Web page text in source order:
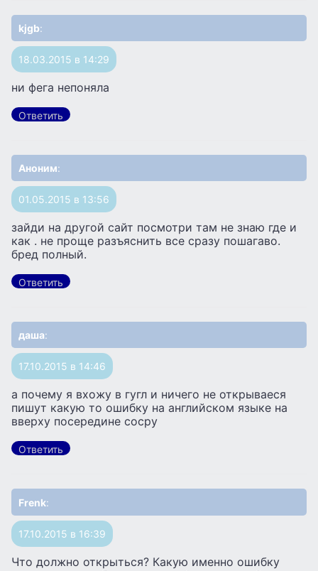
kjgb:
18.03.2015 в 14:29
ни фега непоняла
Ответить
Аноним:
01.05.2015 в 13:56
зайди на другой сайт посмотри там не знаю где и
как . не проще разъяснить все сразу пошагаво.
бред полный.
Ответить
даша:
17.10.2015 в 14:46
а почему я вхожу в гугл и ничего не открываеся
пишут какую то ошибку на английском языке на
вверху посередине сосру
Ответить
Frenk:
17.10.2015 в 16:39
Что должно открыться? Какую именно ошибку